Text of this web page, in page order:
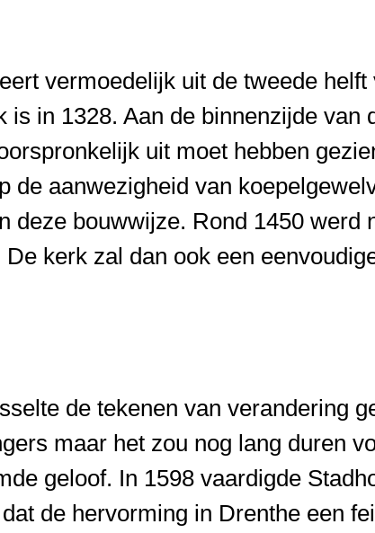
vermoedelijk uit de tweede
in 1328. Aan de binnenzijde van
uit moet hebben
de aanwezigheid van
deze bouwwijze. Rond 1450 werd
kerk zal dan ook een
de tekenen van verandering
maar het zou nog lang duren
geloof. In 1598 vaardigde
de hervorming in Drenthe een